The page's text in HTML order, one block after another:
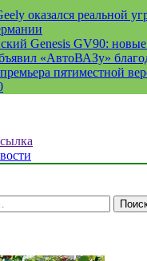
оказался реальной
Genesis GV90:
«АвтоВАЗу»
пятиместной